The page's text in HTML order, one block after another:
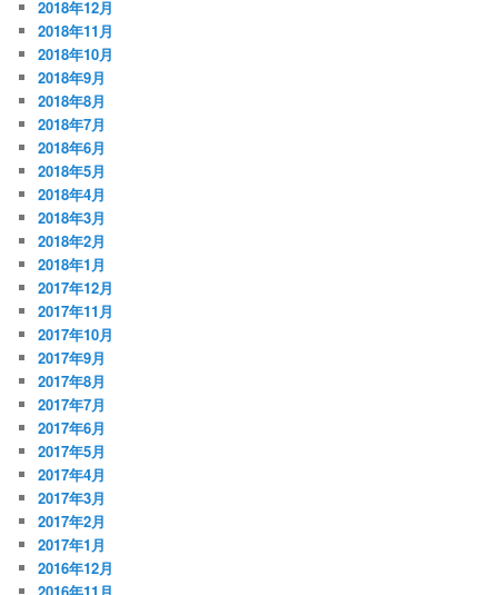
2018年12月
2018年11月
2018年10月
2018年9月
2018年8月
2018年7月
2018年6月
2018年5月
2018年4月
2018年3月
2018年2月
2018年1月
2017年12月
2017年11月
2017年10月
2017年9月
2017年8月
2017年7月
2017年6月
2017年5月
2017年4月
2017年3月
2017年2月
2017年1月
2016年12月